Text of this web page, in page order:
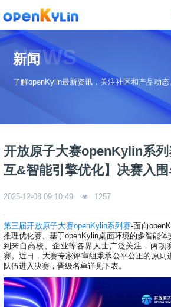
>
下
载
系
p
e
n
y
i
n
2
.
0
S
P
2
>
发
行
版
兼
衍
生
发
行
版
技
术
>
像
资
源
镜
像
站
社
于
社
区
区
绍
社
区
架
构
数
社
交
流
社
区
论
坛
>
社
区
组
织
态
>
社
资
新
闻
动
态
社
区
>
社
区
活
动
会
>
>
学
学
习
资
源
在
线
课
>
人
才
开
发
>
开
发
规
范
>
支
持
>
NEWS
新闻
了解openKylin最新资讯，关注社区和产品动态
开放原子大赛openKylin系
互&智能引擎优化】决赛入
2025-12-08 09:10:49 1257
第三届开放原子大赛openKylin系列赛-面向
推理优化赛、基于openKylin桌面环境的多智能
到来自高校、企业等各界人士广泛关注，两项
赛。近日，大赛专家评审组秉承公平公正的原则
队伍进入决赛，晋级名单详见下表。